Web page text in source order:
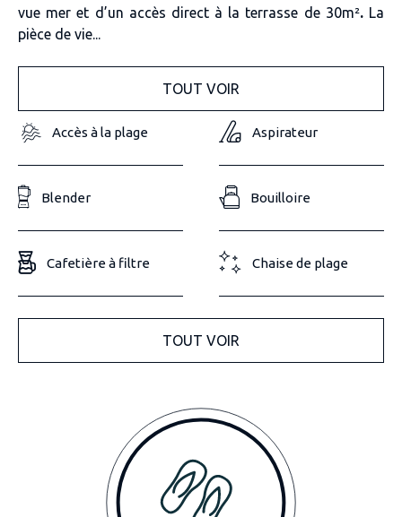
vue mer et d’un accès direct à la terrasse de 30m².La
pièce de vie...
TOUT VOIR
Accès à la plage Aspirateur
Blender Bouilloire
Cafetière à filtre Chaise de plage
TOUT VOIR